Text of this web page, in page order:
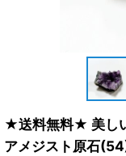
★送料無料★ 美し
アメジスト原石